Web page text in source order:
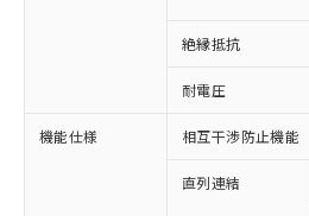
絶縁抵抗
耐電圧
機能仕様 相互干渉防止機能
直列連結
ご利用条件
以下の条件をお読みいただ
非含有に対応した製品が提
対応予定：EU RoHS指令
有に対応した製品に切り替
商品です。
対応予定なし：EU RoHS